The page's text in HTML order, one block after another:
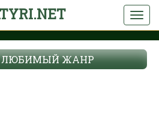
ЛЮБИМЫЙ ЖАНР